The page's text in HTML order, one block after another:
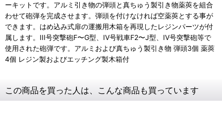
ーキットです。アルミ引き物の弾頭と真ちゅう製引き物薬莢を組合
わせて砲弾を完成させます。弾頭を付けなければ空薬莢とする事が
できます。はめ込み式扉の運搬用木箱を再現したレジンパーツが付
属します。III号突撃砲F〜G型、IV号戦車F2〜J型、IV号突撃砲等で
使用された砲弾です。アルミおよび真ちゅう製引き物 弾頭3個 薬莢
4個 レジン製およびエッチング製木箱付
この商品を買った人は、こんな商品も買っています